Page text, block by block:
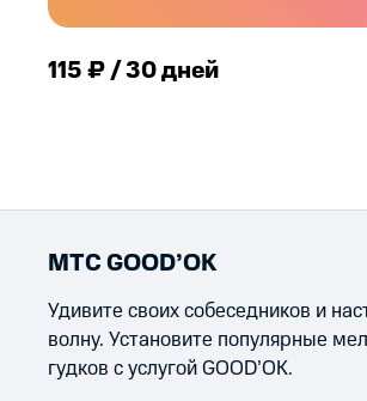
115 ₽ / 30 дней
МТС GOOD’OK
Удивите своих собеседников и
волну. Установите популярные
гудков с услугой GOOD’OK.